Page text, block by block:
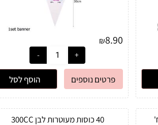
₪8.90
פרטים נוספים הוסף לסל
40 כוסות מעוטרות לבן 300CC